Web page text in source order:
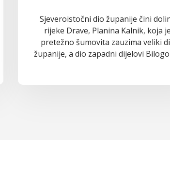
Sjeveroistočni dio županije čini
rijeke Drave, Planina Kalnik, koja je
pretežno šumovita zauzima veliki
županije, a dio zapadni dijelovi